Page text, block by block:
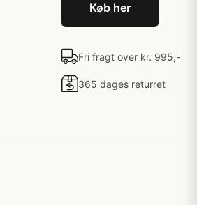
Køb her
Fri fragt over kr. 995,-
365 dages returret